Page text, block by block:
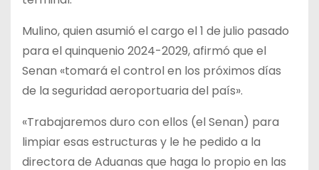
Mulino, quien asumió el cargo el 1 de julio pasado
para el quinquenio 2024-2029, afirmó que el
Senan «tomará el control en los próximos días
de la seguridad aeroportuaria del país».
«Trabajaremos duro con ellos (el Senan) para
limpiar esas estructuras y le he pedido a la
directora de Aduanas que haga lo propio en las